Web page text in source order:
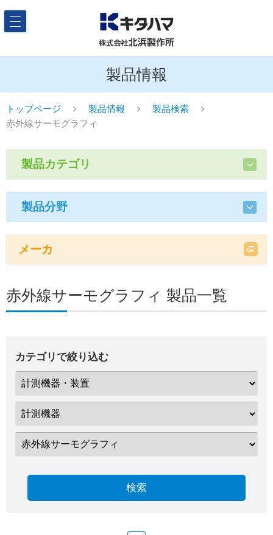
製品情報
トップページ 製品情報
製品検索
赤外線サーモグラフィ
製品カテゴリ
製品分野
メーカ
赤外線サーモグラフィ 製品一覧
カテゴリで絞り込む
検索